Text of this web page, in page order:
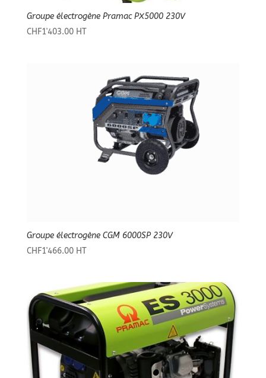
Groupe électrogène Pramac PX5000 230V
CHF1'403.00 HT
Groupe électrogène CGM 6000SP 230V
CHF1'466.00 HT